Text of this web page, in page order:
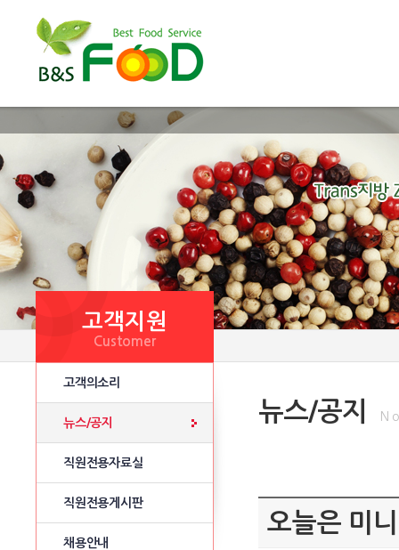
고객지원
Customer
고객의소리
뉴스/공지
직원전용자료실
직원전용게시판
채용안내
뉴스/공지
오늘은 미